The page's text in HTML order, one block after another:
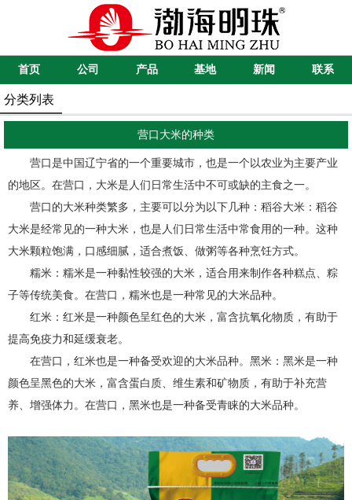
首页 公司 产品 基地 新闻 联系
分类列表
营口大米的种类
营口是中国辽宁省的一个重要城市，也是一个以农业为主要产业
的地区。在营口，大米是人们日常生活中不可或缺的主食之一。
营口的大米种类繁多，主要可以分为以下几种：稻谷大米：稻谷
大米是经常见的一种大米，也是人们日常生活中常食用的一种。这种
大米颗粒饱满，口感细腻，适合煮饭、做粥等各种烹饪方式。
糯米：糯米是一种黏性较强的大米，适合用来制作各种糕点、粽
子等传统美食。在营口，糯米也是一种常见的大米品种。
红米：红米是一种颜色呈红色的大米，富含抗氧化物质，有助于
提高免疫力和延缓衰老。
在营口，红米也是一种备受欢迎的大米品种。黑米：黑米是一种
颜色呈黑色的大米，富含蛋白质、维生素和矿物质，有助于补充营
养、增强体力。在营口，黑米也是一种备受青睐的大米品种。